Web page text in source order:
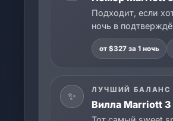
Подходит, если
ночь в
от $327 за 1 ночь
✨
ЛУЧШИЙ
Вилла Marriott